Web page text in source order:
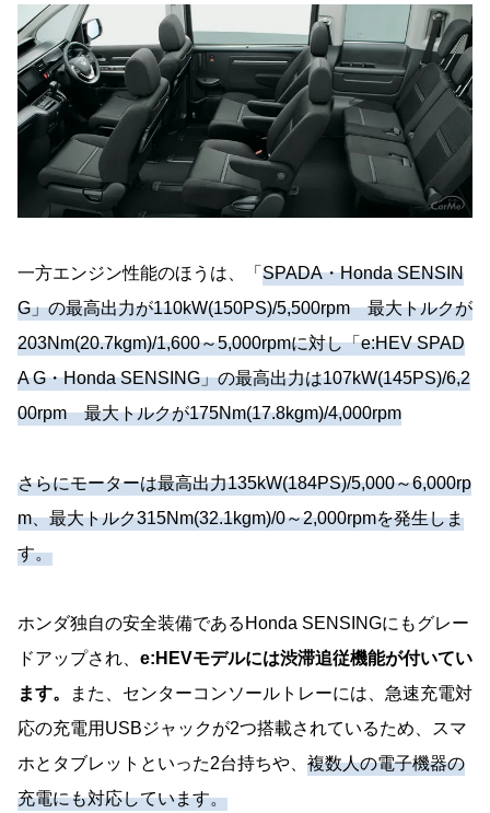
一方エンジン性能のほうは、「 SPADA・Honda SENSIN
G」の最高出力が110kW(150PS)/5,500rpm 最大トルクが
203Nm(20.7kgm)/1,600～5,000rpmに対し「e:HEV SPAD
A G・Honda SENSING」の最高出力は107kW(145PS)/6,2
00rpm 最大トルクが175Nm(17.8kgm)/4,000rpm
さらにモーターは最高出力135kW(184PS)/5,000～6,000rp
m、最大トルク315Nm(32.1kgm)/0～2,000rpmを発生しま
す。
ホンダ独自の安全装備であるHonda SENSINGにもグレー
ドアップされ、 e:HEVモデルには渋滞追従機能が付いてい
ます。
また、センターコンソールトレーには、急速充電対
応の充電用USBジャックが2つ搭載されているため、スマ
ホとタブレットといった2台持ちや、 複数人の電子機器の
充電にも対応しています。